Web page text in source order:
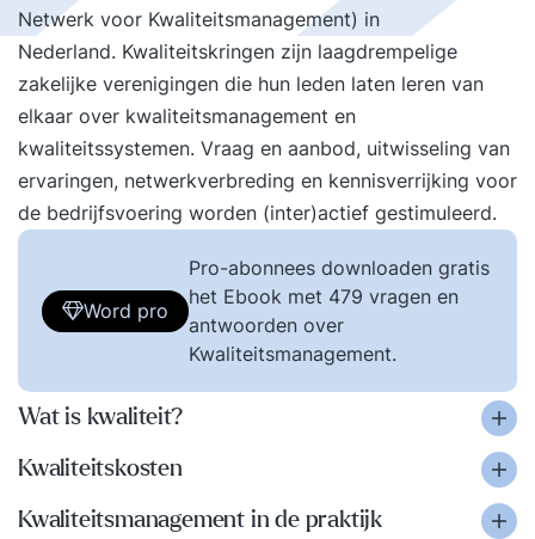
Netwerk voor Kwaliteitsmanagement) in
Nederland. Kwaliteitskringen zijn laagdrempelige
zakelijke verenigingen die hun leden laten leren van
elkaar over kwaliteitsmanagement en
kwaliteitssystemen. Vraag en aanbod, uitwisseling van
ervaringen, netwerkverbreding en kennisverrijking voor
de bedrijfsvoering worden (inter)actief gestimuleerd.
Word pro
Pro-abonnees downloaden gratis
het Ebook met 479 vragen en
antwoorden over
Kwaliteitsmanagement.
Wat is kwaliteit?
Kwaliteitskosten
Kwaliteitsmanagement in de praktijk